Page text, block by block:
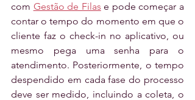
com Gestão de Filas e pode começar a
contar o tempo do momento em que o
cliente faz o check-in no aplicativo, ou
mesmo pega uma senha para o
atendimento. Posteriormente, o tempo
despendido em cada fase do processo
deve ser medido, incluindo a coleta, o